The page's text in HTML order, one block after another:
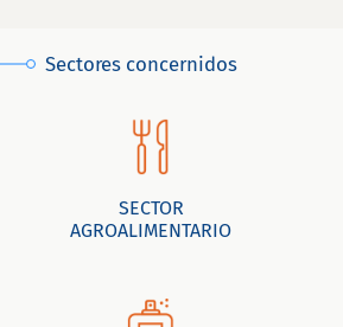
Sectores concernidos
SECTOR
AGROALIMENTARIO